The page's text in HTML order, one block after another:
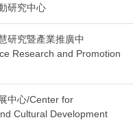
研究中心
研究暨產業推廣中
Research and Promotion
中心/Center for
Cultural Development